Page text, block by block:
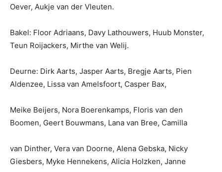
Oever, Aukje van der Vleuten.
Bakel: Floor Adriaans, Davy Lathouwers, Huub Monster,
Teun Roijackers, Mirthe van Welij.
Deurne: Dirk Aarts, Jasper Aarts, Bregje Aarts, Pien
Aldenzee, Lissa van Amelsfoort, Casper Bax,
Meike Beijers, Nora Boerenkamps, Floris van den
Boomen, Geert Bouwmans, Lana van Bree, Camilla
van Dinther, Vera van Doorne, Alena Gebska, Nicky
Giesbers, Myke Hennekens, Alicia Holzken, Janne